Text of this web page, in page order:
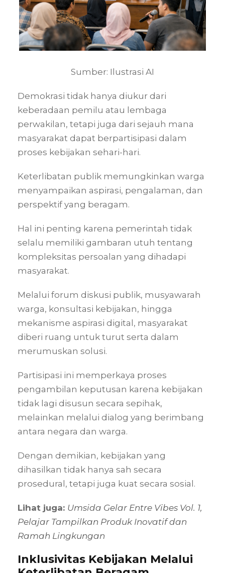
Sumber: Ilustrasi AI
Demokrasi tidak hanya diukur dari
keberadaan pemilu atau lembaga
perwakilan, tetapi juga dari sejauh mana
masyarakat dapat berpartisipasi dalam
proses kebijakan sehari-hari.
Keterlibatan publik memungkinkan warga
menyampaikan aspirasi, pengalaman, dan
perspektif yang beragam.
Hal ini penting karena pemerintah tidak
selalu memiliki gambaran utuh tentang
kompleksitas persoalan yang dihadapi
masyarakat.
Melalui forum diskusi publik, musyawarah
warga, konsultasi kebijakan, hingga
mekanisme aspirasi digital, masyarakat
diberi ruang untuk turut serta dalam
merumuskan solusi.
Partisipasi ini memperkaya proses
pengambilan keputusan karena kebijakan
tidak lagi disusun secara sepihak,
melainkan melalui dialog yang berimbang
antara negara dan warga.
Dengan demikian, kebijakan yang
dihasilkan tidak hanya sah secara
prosedural, tetapi juga kuat secara sosial.
Lihat juga: Umsida Gelar Entre Vibes Vol. 1,
Pelajar Tampilkan Produk Inovatif dan
Ramah Lingkungan
Inklusivitas Kebijakan Melalui